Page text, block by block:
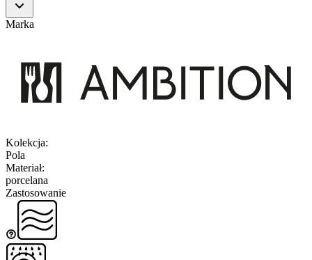
Marka
Kolekcja:
Pola
Materiał:
porcelana
Zastosowanie